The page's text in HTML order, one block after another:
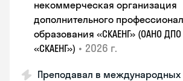
некоммерческая организация
дополнительного
образования «СКАЕНГ» (ОАНО ДПО
«СКАЕНГ») • 2026 г.
Преподавал в международных